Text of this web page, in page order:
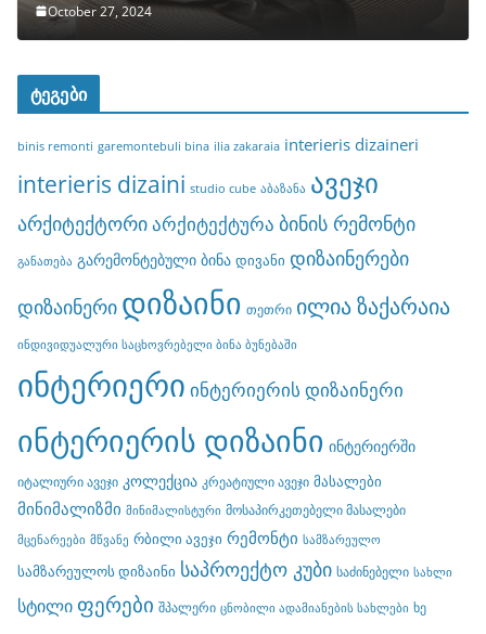
October 27, 2024
ტეგები
binis remonti garemontebuli bina ilia zakaraia interieris dizaineri
interieris dizaini studio cube აბაზანა ავეჯი
არქიტექტორიარქიტექტურა ბინის რემონტი
განათება გარემონტებული ბინა დივანი დიზაინერები
დიზაინერი დიზაინი თეთრი ილია ზაქარაია
ინდივიდუალური საცხოვრებელი ბინა ბუნებაში
ინტერიერი ინტერიერის დიზაინერი
ინტერიერის დიზაინი ინტერიერში
იტალიური ავეჯი კოლექცია კრეატიული ავეჯი მასალები
მინიმალიზმი მინიმალისტური მოსაპირკეთებელი მასალები
მცენარეები მწვანე რბილი ავეჯი რემონტი სამზარეულო
სამზარეულოს დიზაინი საპროექტო კუბი საძინებელი სახლი
სტილი ფერები შპალერი ცნობილი ადამიანების სახლები ხე